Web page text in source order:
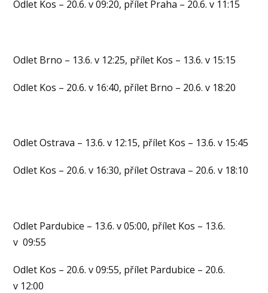
Odlet Kos – 20.6. v 09:20, přílet Praha – 20.6. v 11:15
Odlet Brno – 13.6. v 12:25, přílet Kos – 13.6. v 15:15
Odlet Kos – 20.6. v 16:40, přílet Brno – 20.6. v 18:20
Odlet Ostrava – 13.6. v 12:15, přílet Kos – 13.6. v 15:45
Odlet Kos – 20.6. v 16:30, přílet Ostrava – 20.6. v 18:10
Odlet Pardubice – 13.6. v 05:00, přílet Kos – 13.6.
v 09:55
Odlet Kos – 20.6. v 09:55, přílet Pardubice – 20.6.
v 12:00